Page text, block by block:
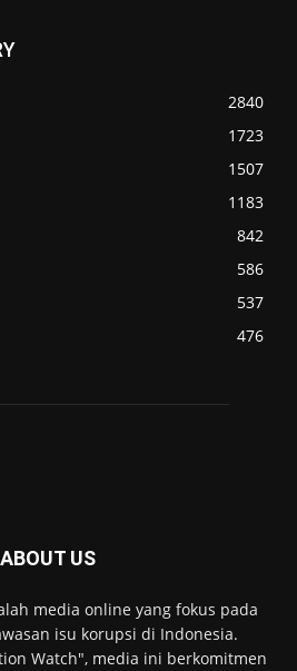
2840
1723
1507
1183
842
586
537
476
ABOUT US
media online yang fokus pada
isu korupsi di Indonesia.
Watch", media ini berkomitmen